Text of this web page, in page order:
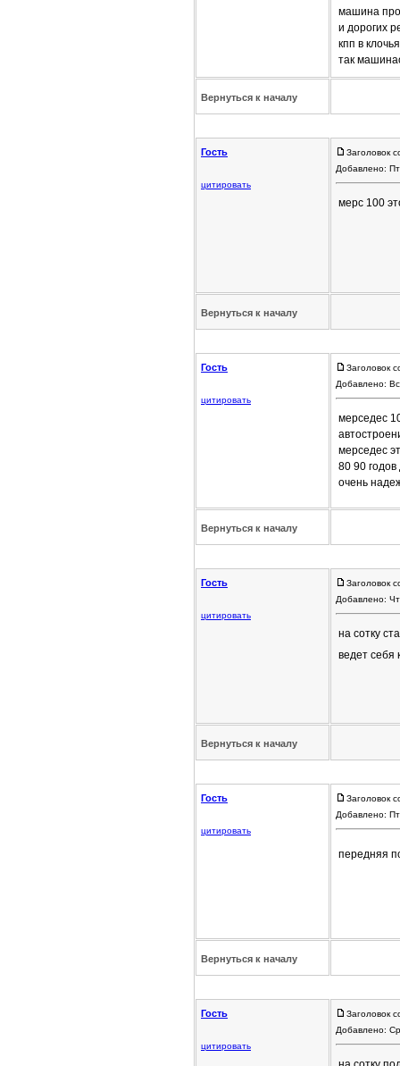
машина
и дорогих
кпп в
так
Вернуться к началу
Гость
цитировать
Заголовок
Добавлено:
мерс 100
Вернуться к началу
Гость
цитировать
Заголовок
Добавлено:
мерседес
мерседес
80 90
очень
Вернуться к началу
Гость
цитировать
Заголовок
Добавлено:
на сотку
ведет себя
Вернуться к началу
Гость
цитировать
Заголовок
Добавлено:
передняя
Вернуться к началу
Гость
цитировать
Заголовок
Добавлено: